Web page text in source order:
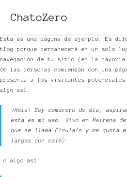
ChatoZero
Esta es una página de ejemplo. Es
blog porque permanecerá en un solo
navegación de tu sitio (en la mayoría
de las personas comienzan con una
presenta a los visitantes
algo así:
¡Hola! Soy camarero de día,
esta es mi web. Vivo en Mairena
que se llama Firulais y me
largas con café).
…o algo así: